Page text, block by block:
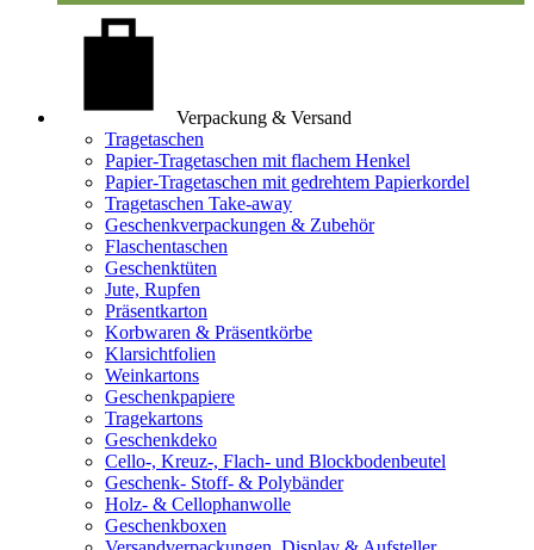
Verpackung & Versand
Tragetaschen
Papier-Tragetaschen mit flachem Henkel
Papier-Tragetaschen mit gedrehtem Papierkordel
Tragetaschen Take-away
Geschenkverpackungen & Zubehör
Flaschentaschen
Geschenktüten
Jute, Rupfen
Präsentkarton
Korbwaren & Präsentkörbe
Klarsichtfolien
Weinkartons
Geschenkpapiere
Tragekartons
Geschenkdeko
Cello-, Kreuz-, Flach- und Blockbodenbeutel
Geschenk- Stoff- & Polybänder
Holz- & Cellophanwolle
Geschenkboxen